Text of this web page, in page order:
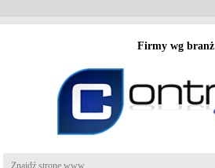
Firmy wg branż